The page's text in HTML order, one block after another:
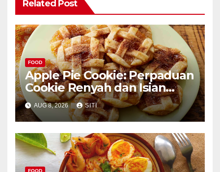
Related Post
FOOD
Apple Pie Cookie: Perpaduan
Cookie Renyah dan Isian
Apel
AUG 8, 2026 SITI
FOOD